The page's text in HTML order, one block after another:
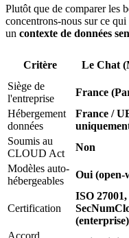
Plutôt que de comparer les
concentrons-nous sur ce
un contexte de données
Critère Le Chat
Siège de
l'entreprise
France
Hébergement
données
France /
Soumis au
CLOUD Act
Non
Modèles auto-
hébergeables
Oui (open-
Certification
ISO 27001,
(enterprise)
Accord